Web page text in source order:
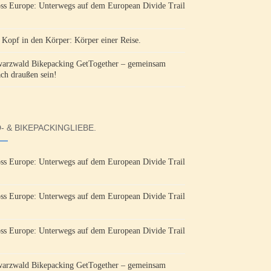
Europe: Unterwegs auf dem European Divide Trail
Kopf in den Körper: Körper einer Reise.
Bikepacking GetTogether – gemeinsam
draußen sein!
& BIKEPACKINGLIEBE.
Europe: Unterwegs auf dem European Divide Trail
Europe: Unterwegs auf dem European Divide Trail
Europe: Unterwegs auf dem European Divide Trail
Bikepacking GetTogether – gemeinsam